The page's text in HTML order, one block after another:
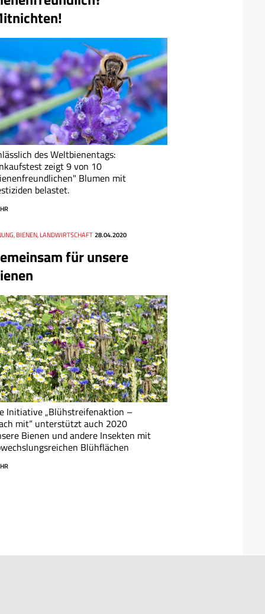
des Weltbienentags:
zeigt 9 von 10
Blumen mit
belastet.
für unsere
BIENEN, LANDWIRTSCHAFT 28.04.2020
Initiative „Blühstreifenaktion –
mit“ unterstützt auch 2020
Bienen und andere Insekten mit
Blühflächen